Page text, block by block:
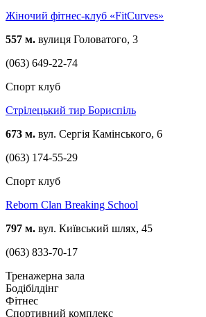
Жіночий фітнес-клуб «FitCurves»
557 м. вулиця Головатого, 3
(063) 649-22-74
Спорт клуб
Стрілецький тир Бориспіль
673 м. вул. Сергія Камінського, 6
(063) 174-55-29
Спорт клуб
Reborn Clan Breaking School
797 м. вул. Київський шлях, 45
(063) 833-70-17
Тренажерна зала
Бодібілдінг
Фітнес
Спортивний комплекс